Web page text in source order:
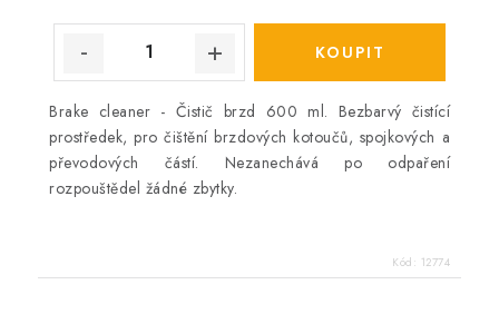
Brake cleaner - Čistič brzd 600 ml. Bezbarvý čistící
prostředek, pro čištění brzdových kotoučů, spojkových a
převodových částí. Nezanechává po odpaření
rozpouštědel žádné zbytky.
Kód: 12774